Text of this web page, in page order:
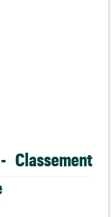
Classement